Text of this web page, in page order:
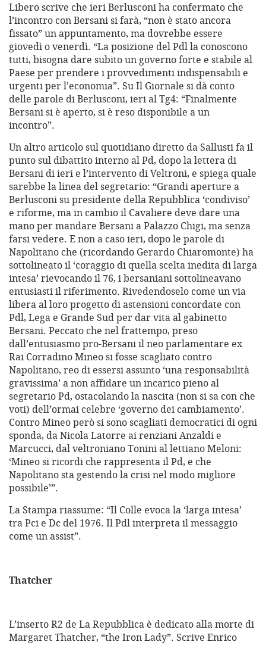
Libero scrive che ieri Berlusconi ha confermato che
l’incontro con Bersani si farà, “non è stato ancora
fissato” un appuntamento, ma dovrebbe essere
giovedì o venerdì. “La posizione del Pdl la conoscono
tutti, bisogna dare subito un governo forte e stabile al
Paese per prendere i provvedimenti indispensabili e
urgenti per l’economia”. Su Il Giornale si dà conto
delle parole di Berlusconi, ieri al Tg4: “Finalmente
Bersani si è aperto, si è reso disponibile a un
incontro”.
Un altro articolo sul quotidiano diretto da Sallusti fa il
punto sul dibattito interno al Pd, dopo la lettera di
Bersani di ieri e l’intervento di Veltroni, e spiega quale
sarebbe la linea del segretario: “Grandi aperture a
Berlusconi su presidente della Repubblica ‘condiviso’
e riforme, ma in cambio il Cavaliere deve dare una
mano per mandare Bersani a Palazzo Chigi, ma senza
farsi vedere. E non a caso ieri, dopo le parole di
Napolitano che (ricordando Gerardo Chiaromonte) ha
sottolineato il ‘coraggio di quella scelta inedita di larga
intesa’ rievocando il 76, i bersaniani sottolineavano
entusiasti il riferimento. Rivedendoselo come un via
libera al loro progetto di astensioni concordate con
Pdl, Lega e Grande Sud per dar vita al gabinetto
Bersani. Peccato che nel frattempo, preso
dall’entusiasmo pro-Bersani il neo parlamentare ex
Rai Corradino Mineo si fosse scagliato contro
Napolitano, reo di essersi assunto ‘una responsabilità
gravissima’ a non affidare un incarico pieno al
segretario Pd, ostacolando la nascita (non si sa con che
voti) dell’ormai celebre ‘governo dei cambiamento’.
Contro Mineo però si sono scagliati democratici di ogni
sponda, da Nicola Latorre ai renziani Anzaldi e
Marcucci, dal veltroniano Tonini al lettiano Meloni:
‘Mineo si ricordi che rappresenta il Pd, e che
Napolitano sta gestendo la crisi nel modo migliore
possibile’”.
La Stampa riassume: “Il Colle evoca la ‘larga intesa’
tra Pci e Dc del 1976. Il Pdl interpreta il messaggio
come un assist”.
Thatcher
L’inserto R2 de La Repubblica è dedicato alla morte di
Margaret Thatcher, “the Iron Lady”. Scrive Enrico